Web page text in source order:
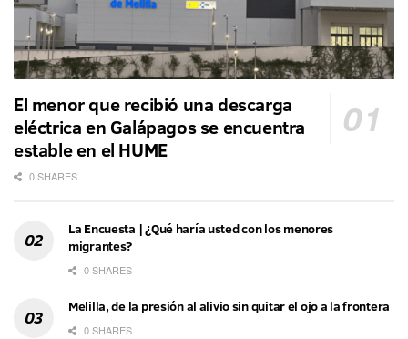
El menor que recibió una descarga
eléctrica en Galápagos se encuentra
estable en el HUME
0 SHARES
La Encuesta | ¿Qué haría usted con los menores
migrantes?
0 SHARES
Melilla, de la presión al alivio sin quitar el ojo a la frontera
0 SHARES